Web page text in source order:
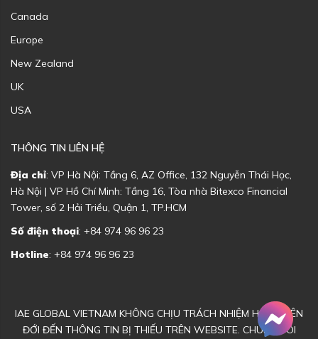
Canada
Europe
New Zealand
UK
USA
THÔNG TIN LIÊN HỆ
Địa chỉ: VP Hà Nội: Tầng 6, AZ Office, 132 Nguyễn Thái Học,
Hà Nội | VP Hồ Chí Minh: Tầng 16, Tòa nhà Bitexco Financial
Tower, số 2 Hải Triều, Quận 1, TP.HCM
Số điện thoại: +84 974 96 96 23
Hotline: +84 974 96 96 23
IAE GLOBAL VIETNAM KHÔNG CHỊU TRÁCH NHIỆM HOẶC LIÊN
ĐỚI ĐẾN THÔNG TIN BỊ THIẾU TRÊN WEBSITE. CHÚNG TÔI